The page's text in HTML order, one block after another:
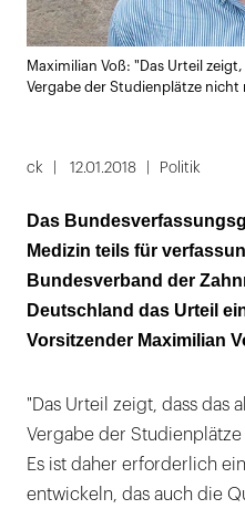
Maximilian Voß: "Das Urteil
Vergabe der Studienplätze
ck 12.01.2018 Politik
Das
Medizin teils für
Bundesverband der
Deutschland das Urteil
Vorsitzender Maximilian
"Das Urteil zeigt, dass das
Vergabe der
Es ist daher erforderlich
entwickeln, das auch die